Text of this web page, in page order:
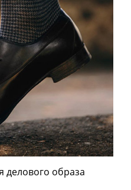
делового образа